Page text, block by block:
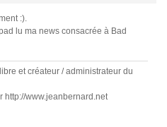
:).
lu ma news consacrée à Bad
et créateur / administrateur du
http://www.jeanbernard.net